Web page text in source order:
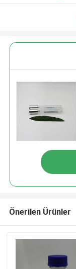
Önerilen Ürünler